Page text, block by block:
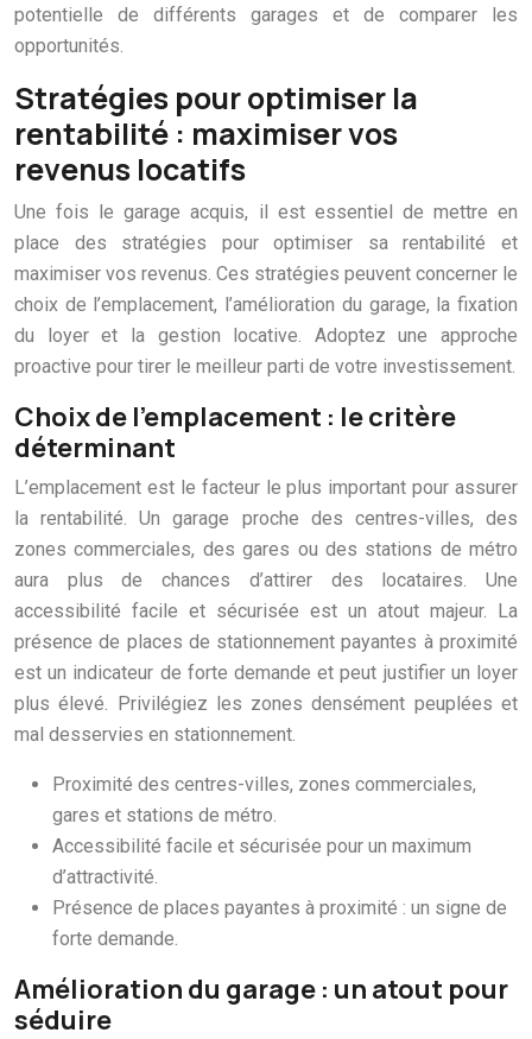
potentielle de différents garages et de comparer les
opportunités.
Stratégies pour optimiser la
rentabilité : maximiser vos
revenus locatifs
Une fois le garage acquis, il est essentiel de mettre en
place des stratégies pour optimiser sa rentabilité et
maximiser vos revenus. Ces stratégies peuvent concerner le
choix de l’emplacement, l’amélioration du garage, la fixation
du loyer et la gestion locative. Adoptez une approche
proactive pour tirer le meilleur parti de votre investissement.
Choix de l’emplacement : le critère
déterminant
L’emplacement est le facteur le plus important pour assurer
la rentabilité. Un garage proche des centres-villes, des
zones commerciales, des gares ou des stations de métro
aura plus de chances d’attirer des locataires. Une
accessibilité facile et sécurisée est un atout majeur. La
présence de places de stationnement payantes à proximité
est un indicateur de forte demande et peut justifier un loyer
plus élevé. Privilégiez les zones densément peuplées et
mal desservies en stationnement.
Proximité des centres-villes, zones commerciales,
gares et stations de métro.
Accessibilité facile et sécurisée pour un maximum
d’attractivité.
Présence de places payantes à proximité : un signe de
forte demande.
Amélioration du garage : un atout pour
séduire